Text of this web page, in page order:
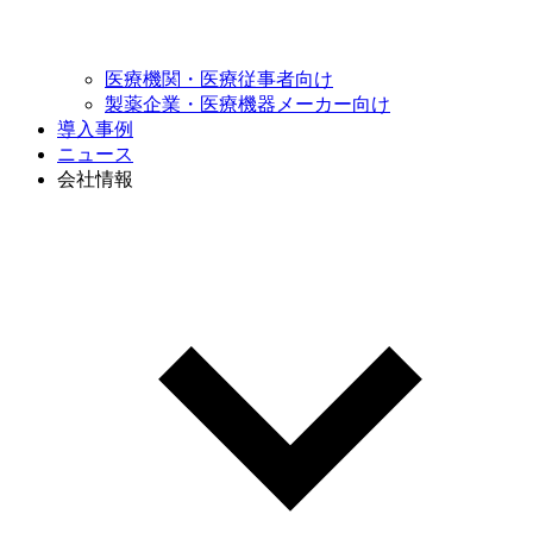
医療機関・ 医療従事者向け
製薬企業・医療機器 メーカー向け
導入事例
ニュース
会社情報